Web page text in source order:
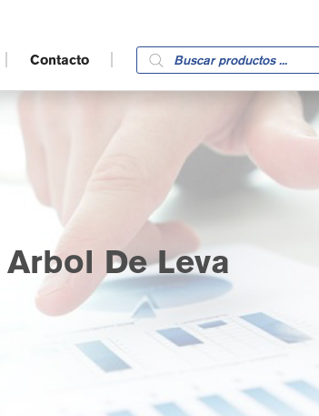
Contacto
Products
search
De Leva